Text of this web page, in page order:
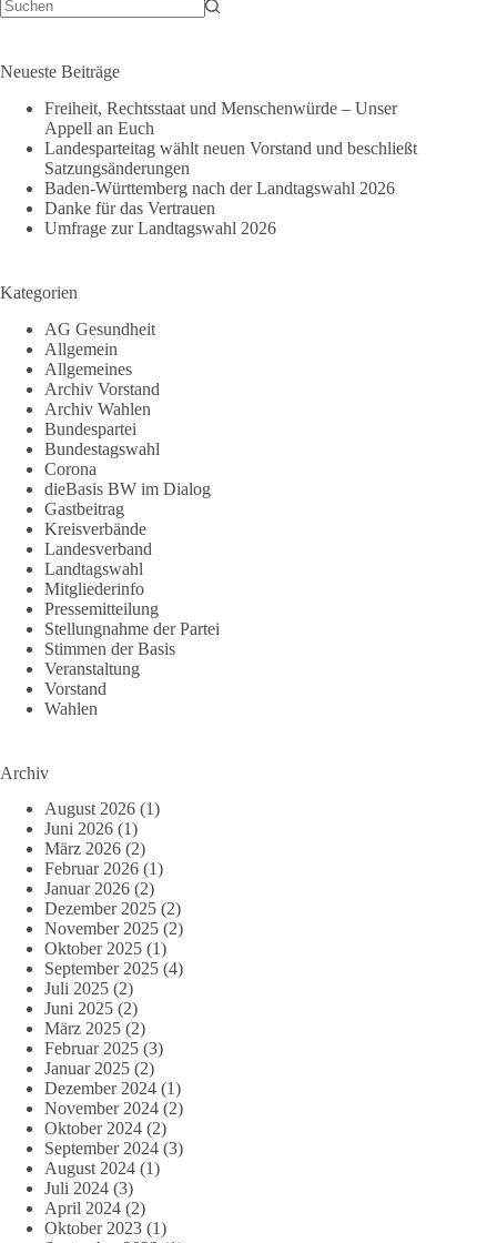
Neueste Beiträge
Freiheit, Rechtsstaat und Menschenwürde – Unser
Appell an Euch
Landesparteitag wählt neuen Vorstand und beschließt
Satzungsänderungen
Baden-Württemberg nach der Landtagswahl 2026
Danke für das Vertrauen
Umfrage zur Landtagswahl 2026
Kategorien
AG Gesundheit
Allgemein
Allgemeines
Archiv Vorstand
Archiv Wahlen
Bundespartei
Bundestagswahl
Corona
dieBasis BW im Dialog
Gastbeitrag
Kreisverbände
Landesverband
Landtagswahl
Mitgliederinfo
Pressemitteilung
Stellungnahme der Partei
Stimmen der Basis
Veranstaltung
Vorstand
Wahlen
Archiv
August 2026 (1)
Juni 2026 (1)
März 2026 (2)
Februar 2026 (1)
Januar 2026 (2)
Dezember 2025 (2)
November 2025 (2)
Oktober 2025 (1)
September 2025 (4)
Juli 2025 (2)
Juni 2025 (2)
März 2025 (2)
Februar 2025 (3)
Januar 2025 (2)
Dezember 2024 (1)
November 2024 (2)
Oktober 2024 (2)
September 2024 (3)
August 2024 (1)
Juli 2024 (3)
April 2024 (2)
Oktober 2023 (1)